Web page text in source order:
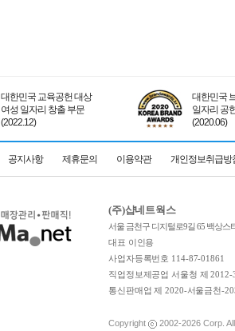
대한민국 교육공헌 대상
여성 일자리 창출 부문
(2022.12)
대한민국
일자리 공
(2020.06)
공지사항 제휴문의 이용약관 개인정보취급방
(주)샵네트웍스
서울 금천구 디지털로9길 65 백상스
대표 이인용
사업자등록번호 114-87-01861
직업정보제공업 서울청 제 2012-
통신판매업 제 2020-서울금천-
Copyright 2002-2026 Corp.